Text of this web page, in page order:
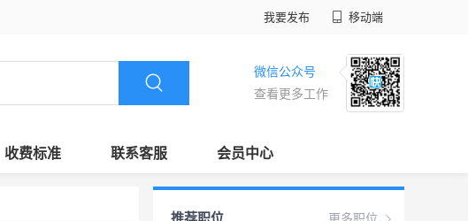
我要发布 移动端
微信公众号
查看更多工作
收费标准 联系客服 会员中心